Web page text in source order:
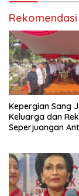
Kepergian Sang
Keluarga dan
Seperjuangan
Terakhir